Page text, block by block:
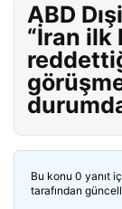
ABD
“İran ilk
Bu konu 0 yanıt
tarafından